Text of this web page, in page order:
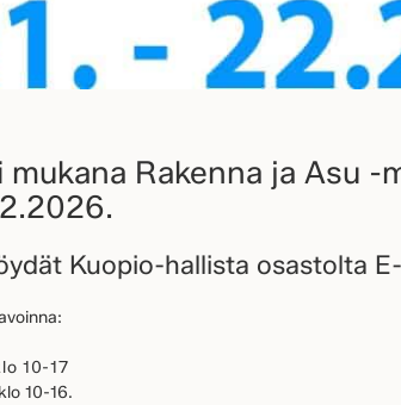
mukana Rakenna ja Asu -
Kuopio-hallista osastolta
10-17
10-16.